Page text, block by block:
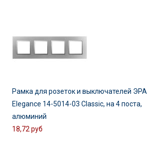
Рамка для розеток и выключателей ЭРА
Elegance 14-5014-03 Classic, на 4 поста,
алюминий
18,72 руб